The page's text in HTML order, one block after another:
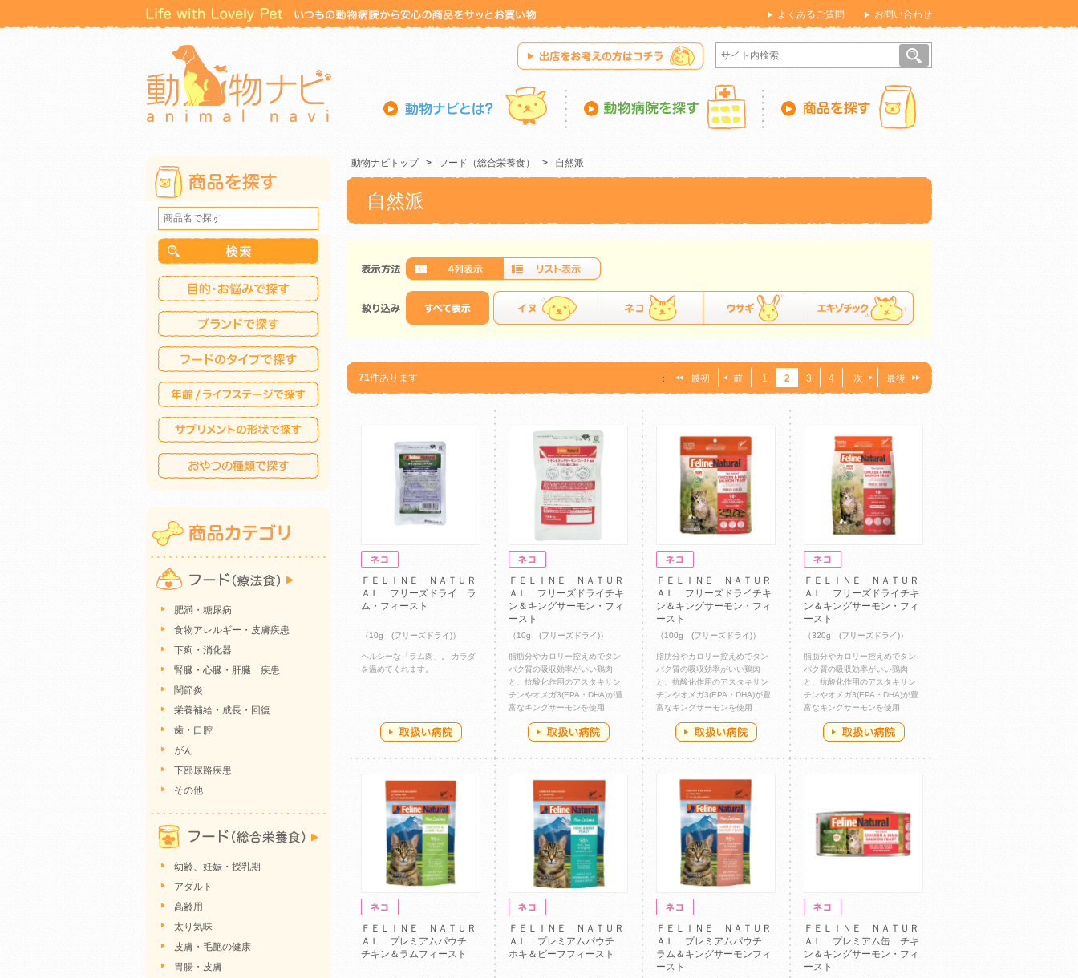
よくあるご質問 お問い合わせ
動物ナビトップ > フード（総合栄養食） > 自然派
自然派
71件あります ： 最初 前 1 2 3 4 次 最後
ＦＥＬＩＮＥ ＮＡＴＵＲ
ＡＬ フリーズドライ ラ
ム・フィースト
（10g (フリーズドライ)）
ヘルシーな「ラム肉」。 カラダ
を温めてくれます。
ＦＥＬＩＮＥ ＮＡＴＵＲ
ＡＬ フリーズドライチキ
ン＆キングサーモン・フィ
ースト
（10g (フリーズドライ)）
脂肪分やカロリー控えめでタン
パク質の吸収効率がいい鶏肉
と、抗酸化作用のアスタキサン
チンやオメガ3(EPA・DHA)が豊
富なキングサーモンを使用
ＦＥＬＩＮＥ ＮＡＴＵＲ
ＡＬ フリーズドライチキ
ン＆キングサーモン・フィ
ースト
（100g (フリーズドライ)）
脂肪分やカロリー控えめでタン
パク質の吸収効率がいい鶏肉
と、抗酸化作用のアスタキサン
チンやオメガ3(EPA・DHA)が豊
富なキングサーモンを使用
ＦＥＬＩＮＥ ＮＡＴＵＲ
ＡＬ フリーズドライチキ
ン＆キングサーモン・フィ
ースト
（320g (フリーズドライ)）
脂肪分やカロリー控えめでタン
パク質の吸収効率がいい鶏肉
と、抗酸化作用のアスタキサン
チンやオメガ3(EPA・DHA)が豊
富なキングサーモンを使用
ＦＥＬＩＮＥ ＮＡＴＵＲ
ＡＬ プレミアムパウチ
チキン＆ラムフィースト
ＦＥＬＩＮＥ ＮＡＴＵＲ
ＡＬ プレミアムパウチ
ホキ＆ビーフフィースト
ＦＥＬＩＮＥ ＮＡＴＵＲ
ＡＬ プレミアムパウチ
ラム＆キングサーモンフィ
ースト
ＦＥＬＩＮＥ ＮＡＴＵＲ
ＡＬ プレミアム缶 チキ
ン＆キングサーモン・フィ
ースト
肥満・糖尿病
食物アレルギー・皮膚疾患
下痢・消化器
腎臓・心臓・肝臓 疾患
関節炎
栄養補給・成長・回復
歯・口腔
がん
下部尿路疾患
その他
幼齢、妊娠・授乳期
アダルト
高齢用
太り気味
皮膚・毛艶の健康
胃腸・皮膚